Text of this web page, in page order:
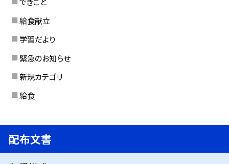
給食献立
学習だより
緊急のお知らせ
新規カテゴリ
給食
配布文書